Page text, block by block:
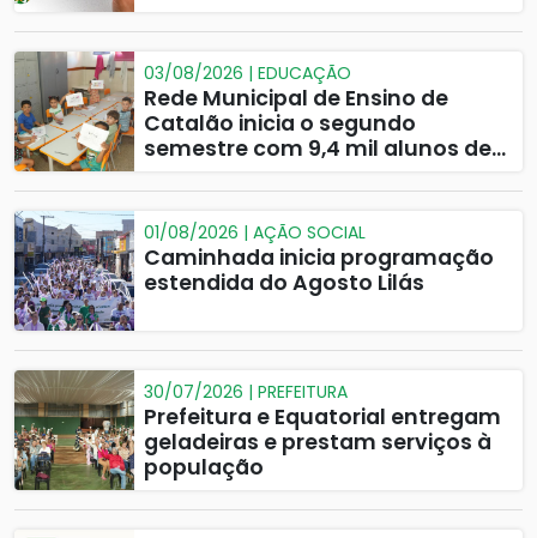
03/08/2026 | EDUCAÇÃO
Rede Municipal de Ensino de
Catalão inicia o segundo
semestre com 9,4 mil alunos de
01/08/2026 | AÇÃO SOCIAL
Caminhada inicia programação
estendida do Agosto Lilás
30/07/2026 | PREFEITURA
Prefeitura e Equatorial entregam
geladeiras e prestam serviços à
população